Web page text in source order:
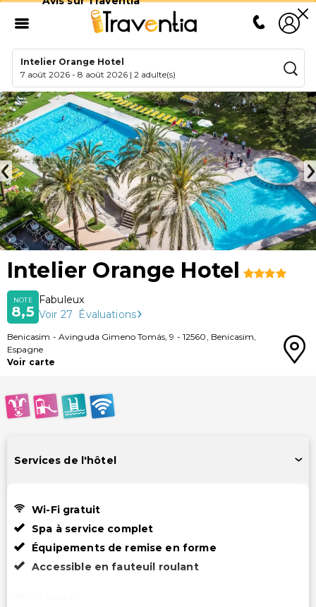
Intelier Orange Hotel
7 août 2026 -8 août 2026 |2 adulte(s)
Intelier Orange Hotel
NOTE
8,5
Fabuleux
Voir 27 Évaluations
Benicasim - Avinguda Gimeno Tomás, 9 - 12560, Benicasim,
Espagne
Voir carte
Services de l'hôtel
Wi-Fi gratuit
Spa à service complet
Équipements de remise en forme
Accessible en fauteuil roulant